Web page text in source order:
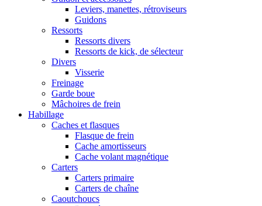
Leviers, manettes, rétroviseurs
Guidons
Ressorts
Ressorts divers
Ressorts de kick, de sélecteur
Divers
Visserie
Freinage
Garde boue
Mâchoires de frein
Habillage
Caches et flasques
Flasque de frein
Cache amortisseurs
Cache volant magnétique
Carters
Carters primaire
Carters de chaîne
Caoutchoucs